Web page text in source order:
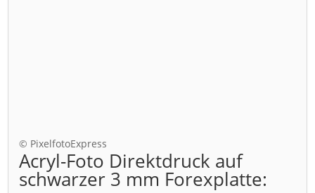
© PixelfotoExpress
Acryl-Foto Direktdruck auf
schwarzer 3 mm Forexplatte: